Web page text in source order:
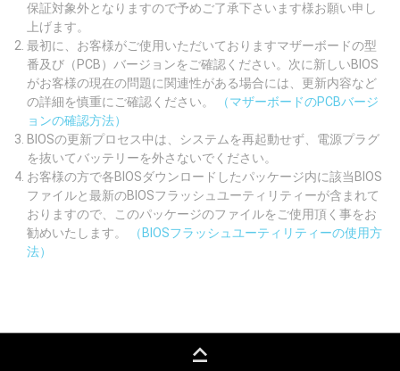
保証対象外となりますので予めご了承下さいます様お願い申し
上げます。
最初に、お客様がご使用いただいておりますマザーボードの型
番及び（PCB）バージョンをご確認ください。次に新しいBIOS
がお客様の現在の問題に関連性がある場合には、更新内容など
の詳細を慎重にご確認ください。
（マザーボードのPCBバージ
ョンの確認方法）
BIOSの更新プロセス中は、システムを再起動せず、電源プラグ
を抜いてバッテリーを外さないでください。
お客様の方で各BIOSダウンロードしたパッケージ内に該当BIOS
ファイルと最新のBIOSフラッシュユーティリティーが含まれて
おりますので、このパッケージのファイルをご使用頂く事をお
勧めいたします。
（BIOSフラッシュユーティリティーの使用方
法）
keyboard_capslock